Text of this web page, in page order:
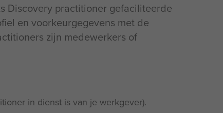
Discovery practitioner gefaciliteerde
en voorkeurgegevens met de
zijn medewerkers of
in dienst is van je werkgever).